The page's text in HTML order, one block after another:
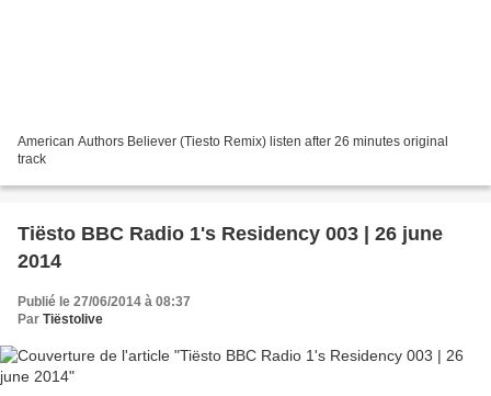
American Authors Believer (Tiesto Remix) listen after 26 minutes original
track
Tiësto BBC Radio 1's Residency 003 | 26 june
2014
Publié le 27/06/2014 à 08:37
Par Tiëstolive